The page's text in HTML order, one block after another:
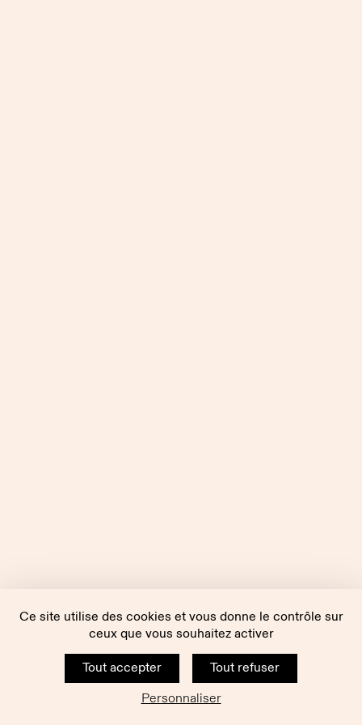
Ce site utilise des cookies et vous donne le contrôle sur
ceux que vous souhaitez activer
Tout accepter
Tout refuser
Personnaliser